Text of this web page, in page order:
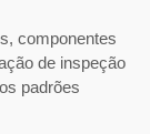
componentes
de inspeção
padrões